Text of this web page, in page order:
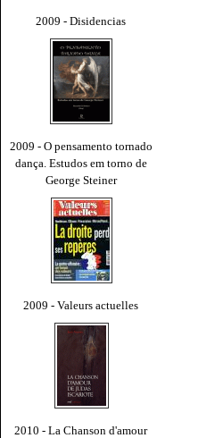
2009 - Disidencias
2009 - O pensamento tornado
dança. Estudos em torno de
George Steiner
2009 - Valeurs actuelles
2010 - La Chanson d'amour